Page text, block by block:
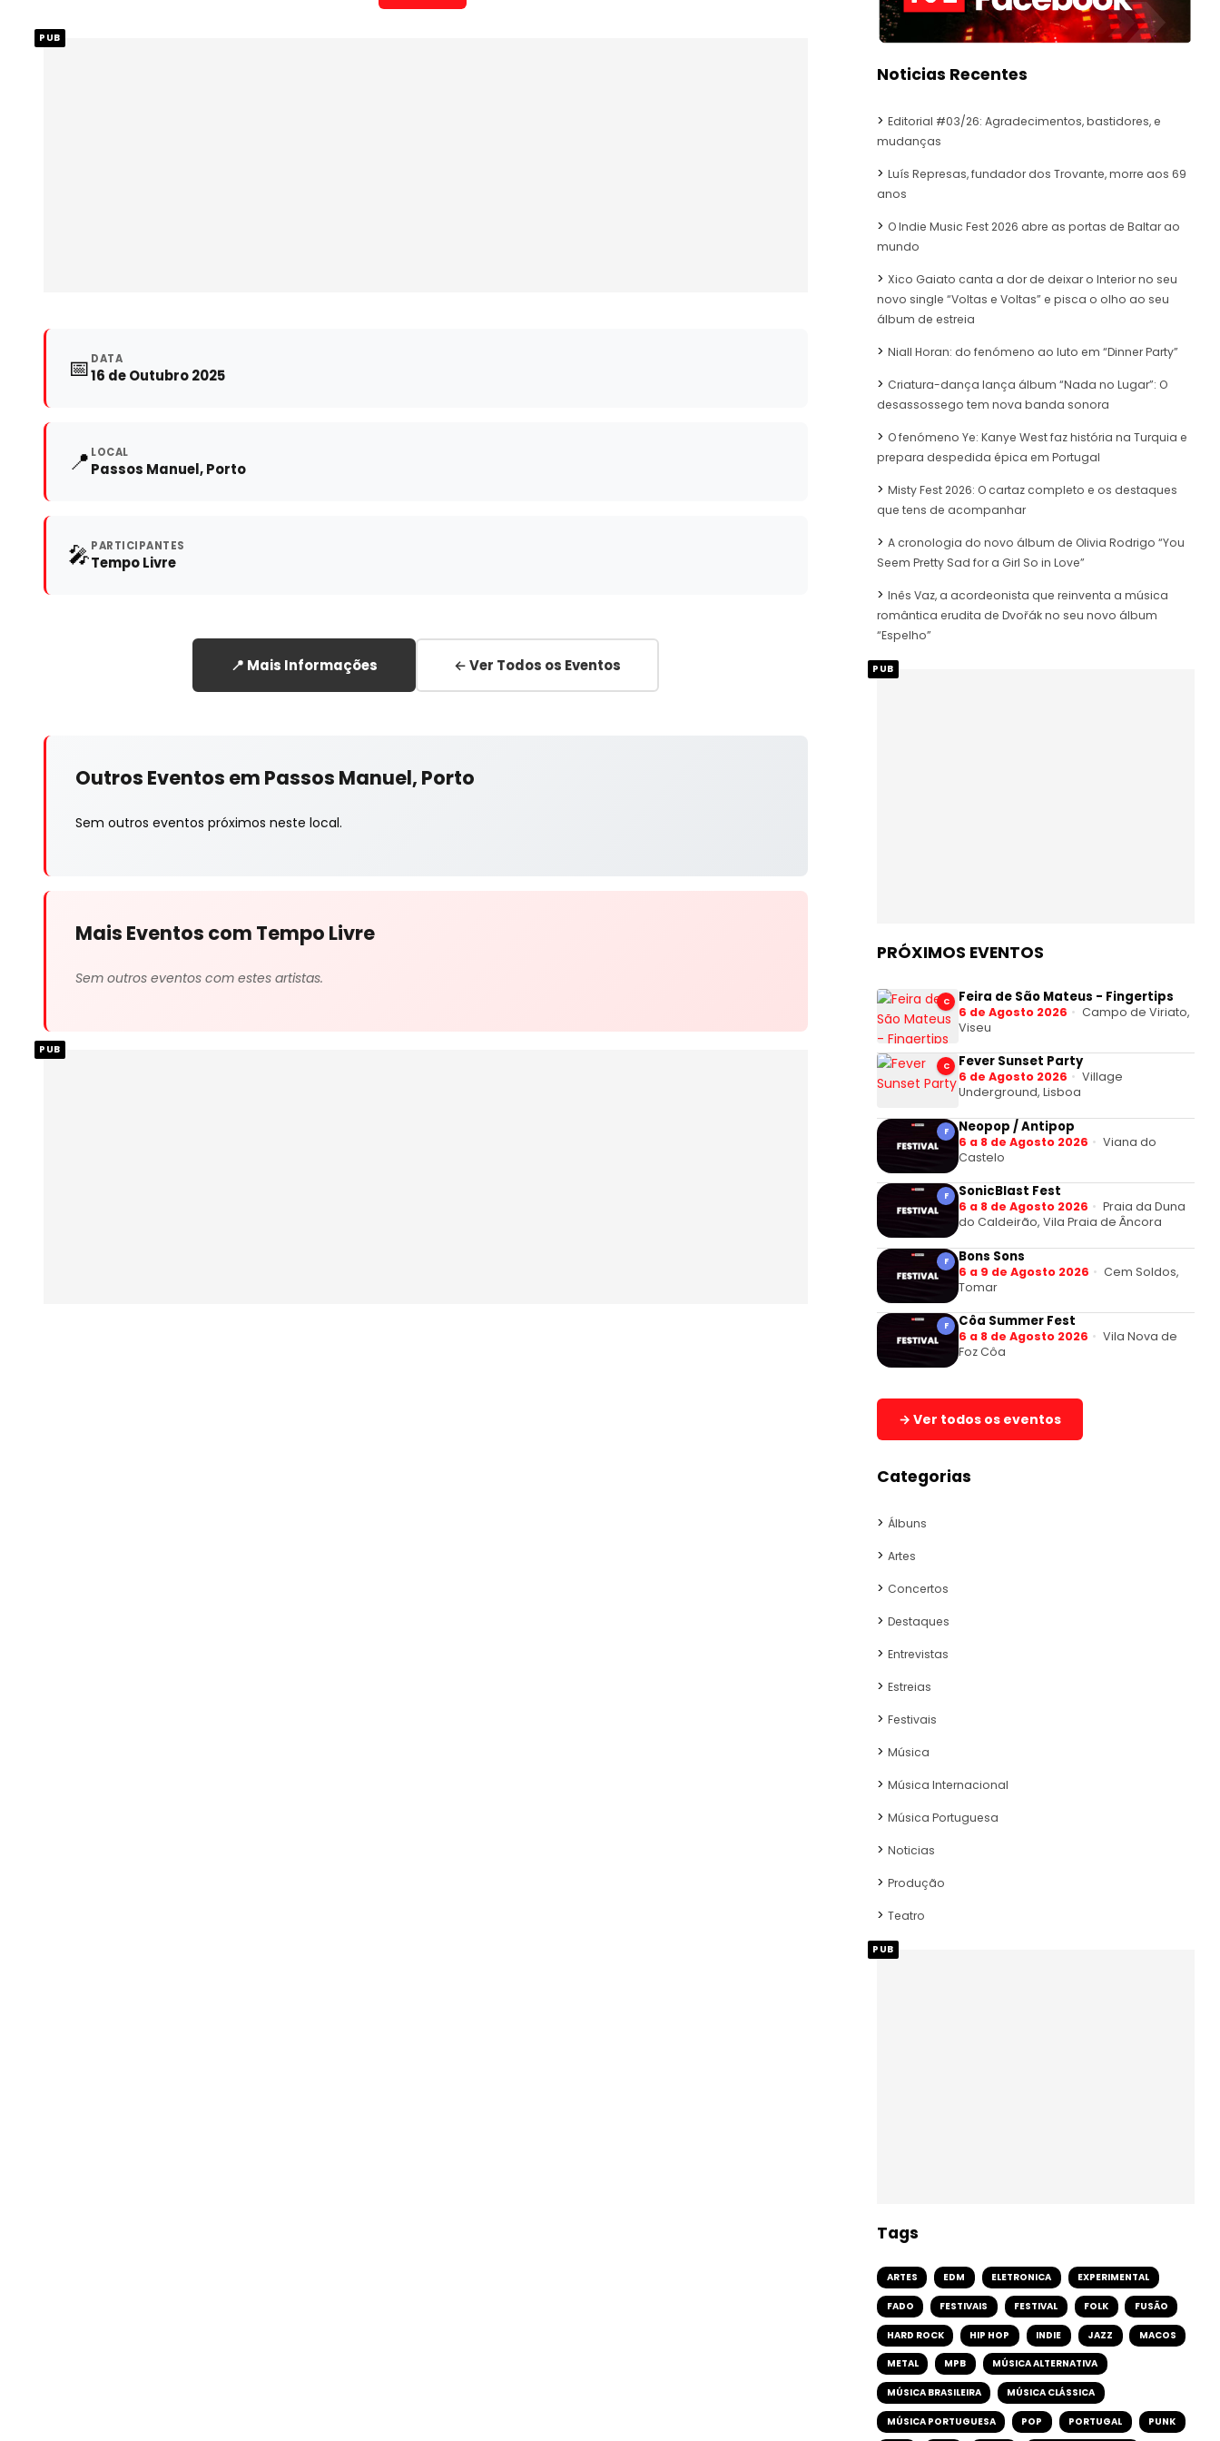
PUB
📅 DATA
16 de Outubro 2025
📍 LOCAL
Passos Manuel, Porto
🎤PARTICIPANTES
Tempo Livre
📍 Mais Informações ← Ver Todos os Eventos
Outros Eventos em Passos Manuel, Porto
Sem outros eventos próximos neste local.
Mais Eventos com Tempo Livre
Sem outros eventos com estes artistas.
PUB
Noticias Recentes
Editorial #03/26: Agradecimentos, bastidores, e
mudanças
Luís Represas, fundador dos Trovante, morre aos 69
anos
O Indie Music Fest 2026 abre as portas de Baltar ao
mundo
Xico Gaiato canta a dor de deixar o Interior no seu
novo single “Voltas e Voltas” e pisca o olho ao seu
álbum de estreia
Niall Horan: do fenómeno ao luto em “Dinner Party”
Criatura-dança lança álbum “Nada no Lugar”: O
desassossego tem nova banda sonora
O fenómeno Ye: Kanye West faz história na Turquia e
prepara despedida épica em Portugal
Misty Fest 2026: O cartaz completo e os destaques
que tens de acompanhar
A cronologia do novo álbum de Olivia Rodrigo “You
Seem Pretty Sad for a Girl So in Love”
Inês Vaz, a acordeonista que reinventa a música
romântica erudita de Dvořák no seu novo álbum
“Espelho”
PUB
PRÓXIMOS EVENTOS
C Feira de São Mateus - Fingertips
6 de Agosto 2026
Campo de Viriato,
Viseu
C Fever Sunset Party
6 de Agosto 2026
Village
Underground, Lisboa
F Neopop / Antipop
6 a 8 de Agosto 2026
Viana do
Castelo
F SonicBlast Fest
6 a 8 de Agosto 2026
Praia da Duna
do Caldeirão, Vila Praia de Âncora
F Bons Sons
6 a 9 de Agosto 2026
Cem Soldos,
Tomar
F Côa Summer Fest
6 a 8 de Agosto 2026
Vila Nova de
Foz Côa
→ Ver todos os eventos
Categorias
Álbuns
Artes
Concertos
Destaques
Entrevistas
Estreias
Festivais
Música
Música Internacional
Música Portuguesa
Noticias
Produção
Teatro
PUB
Tags
ARTES EDM ELETRONICA EXPERIMENTAL
FADO FESTIVAIS FESTIVAL FOLK FUSÃO
HARD ROCK HIP HOP INDIE JAZZ MACOS
METAL MPB MÚSICA ALTERNATIVA
MÚSICA BRASILEIRA MÚSICA CLÁSSICA
MÚSICA PORTUGUESA POP PORTUGAL PUNK